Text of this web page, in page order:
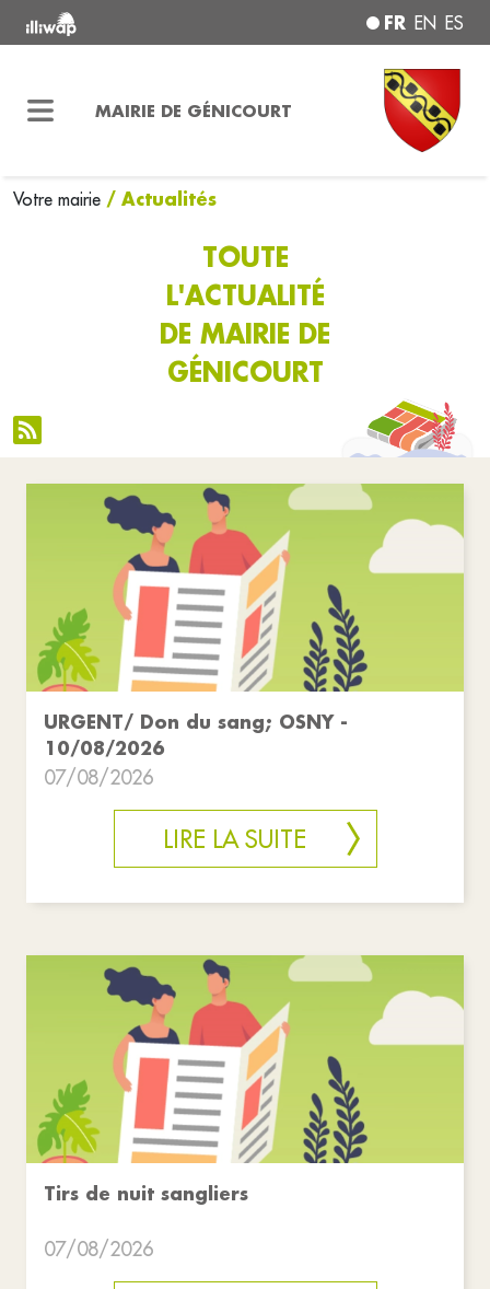
FR EN ES
MAIRIE DE GÉNICOURT
Votre mairie / Actualités
TOUTE
L'ACTUALITÉ
DE MAIRIE DE
GÉNICOURT
URGENT/ Don du sang; OSNY -
10/08/2026
07/08/2026
LIRE LA SUITE
Tirs de nuit sangliers
07/08/2026